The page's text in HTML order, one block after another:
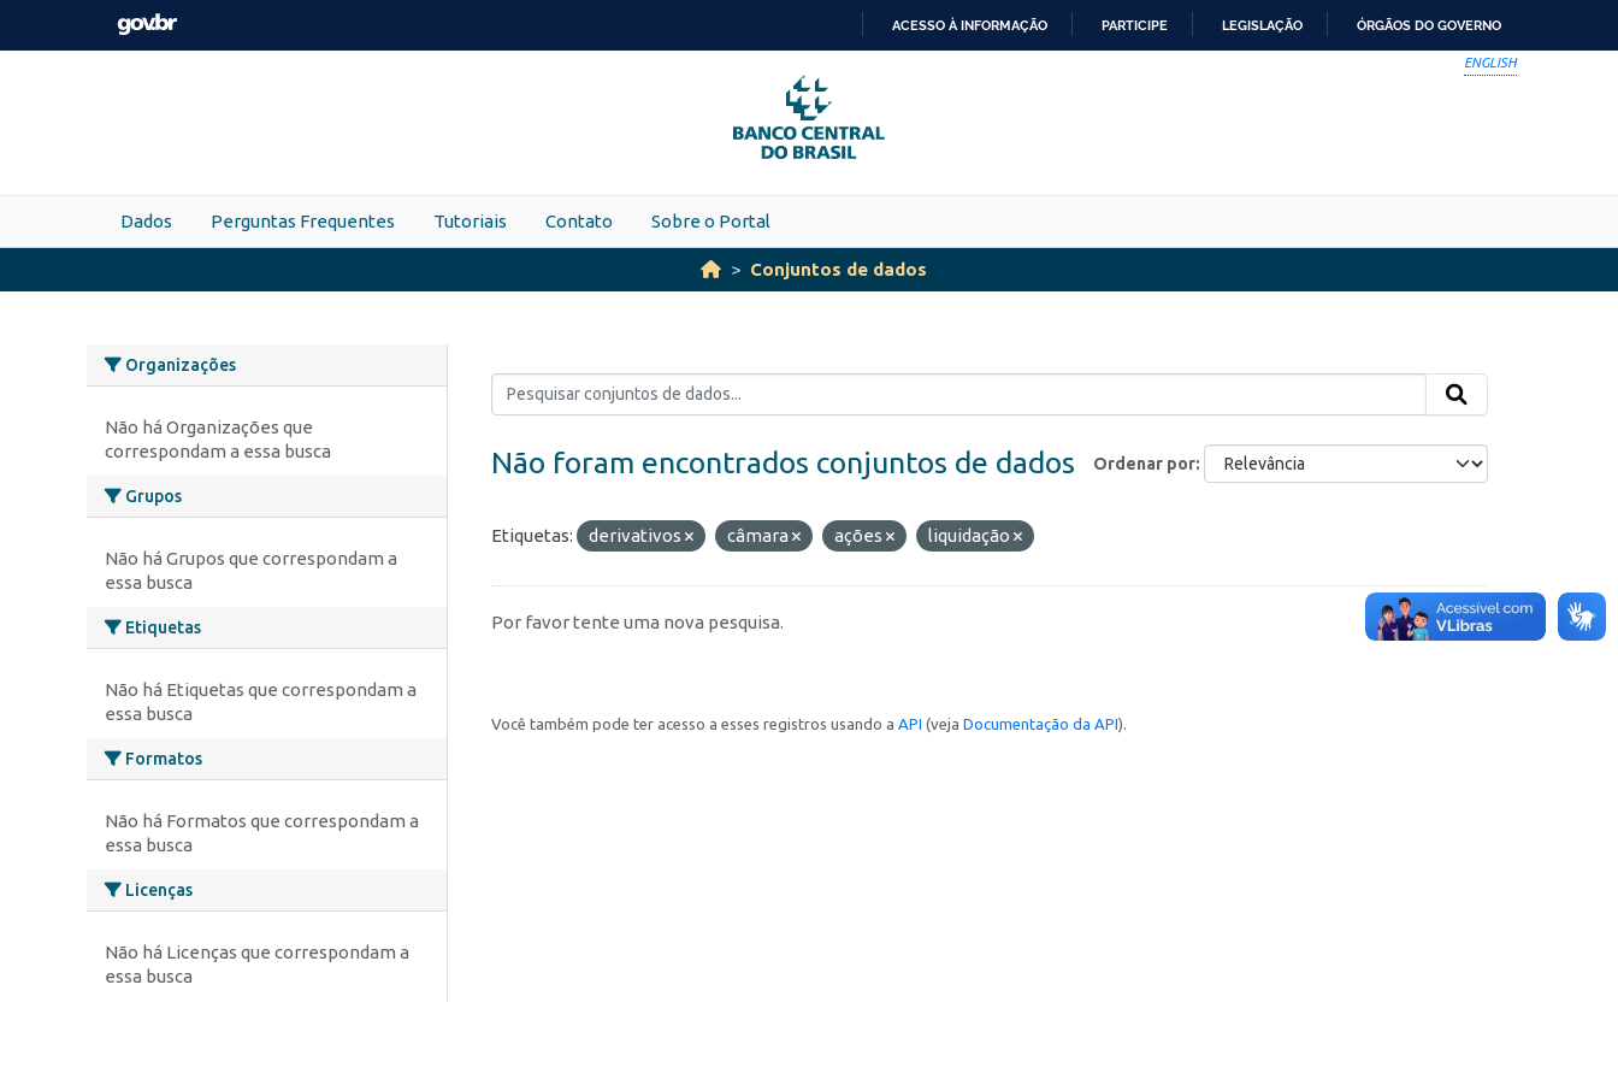
Skip to main content
PARA
O
CONTEÚDO
ACESSO À INFORMAÇÃO PARTICIPE LEGISLAÇÃO ÓRGÃOS DO GOVERNO
ENGLISH
Dados Perguntas Frequentes Tutoriais Contato Sobre o Portal
Conjuntos de dados
Organizações
Não há Organizações que
correspondam a essa busca
Grupos
Não há Grupos que correspondam a
essa busca
Etiquetas
Não há Etiquetas que correspondam a
essa busca
Formatos
Não há Formatos que correspondam a
essa busca
Licenças
Não há Licenças que correspondam a
essa busca
Ordenar por
Não foram encontrados conjuntos de dados
Etiquetas: derivativos câmara ações liquidação
Por favor tente uma nova pesquisa.
Você também pode ter acesso a esses registros usando a API (veja Documentação da API).